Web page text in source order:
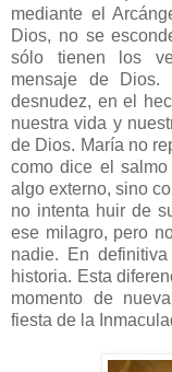
mediante el
Dios, no se
sólo tienen los
mensaje de
desnudez, en el
nuestra vida y
de Dios. María no
como dice el
algo externo, sino
no intenta huir de
ese milagro, pero
nadie. En
historia. Esta
momento de
fiesta de la